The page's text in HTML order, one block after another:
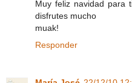
Muy feliz navidad para
disfrutes mucho
muak!
Responder